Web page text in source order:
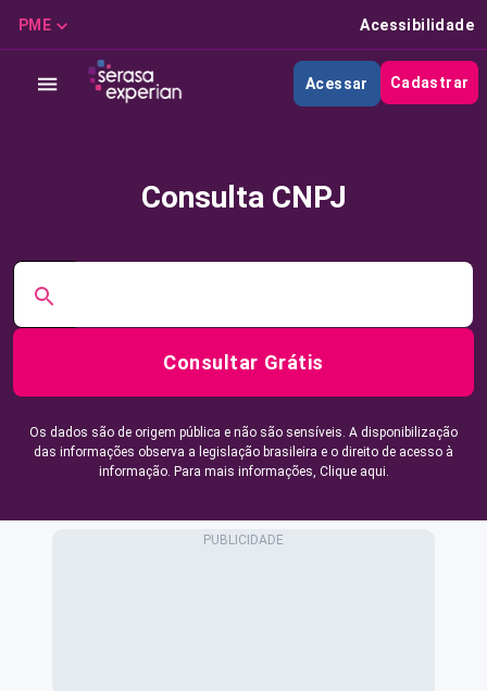
PME Acessibilidade
Acessar Cadastrar
Consulta CNPJ
Consultar Grátis
Os dados são de origem pública e não são sensíveis. A disponibilização
das informações observa a legislação brasileira e o direito de acesso à
informação. Para mais informações, Clique aqui.